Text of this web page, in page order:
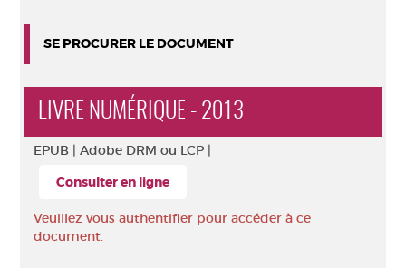
SE PROCURER LE DOCUMENT
LIVRE NUMÉRIQUE - 2013
EPUB | Adobe DRM ou LCP |
Consulter en ligne
Veuillez vous authentifier pour accéder à ce
document.